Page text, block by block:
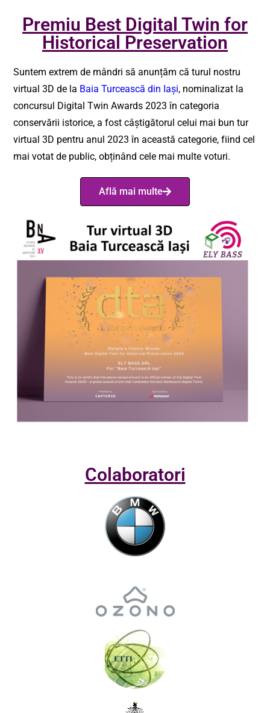
Premiu Best Digital Twin for
Historical Preservation
Suntem extrem de mândri să anunțăm că turul nostru
virtual 3D de la Baia Turcească din Iași, nominalizat la
concursul Digital Twin Awards 2023 în categoria
conservării istorice, a fost câștigătorul celui mai bun tur
virtual 3D pentru anul 2023 în această categorie, fiind cel
mai votat de public, obținând cele mai multe voturi.
Află mai multe
Colaboratori